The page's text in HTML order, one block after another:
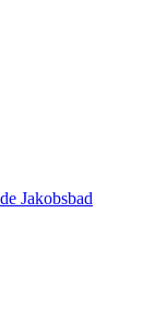
Jakobsbad